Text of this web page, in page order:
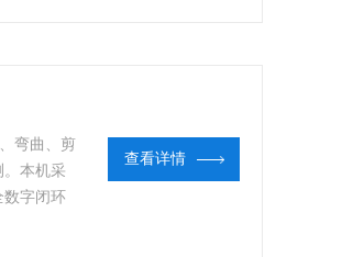
弯曲、剪
本机采
数字闭环
示。试
查看详情